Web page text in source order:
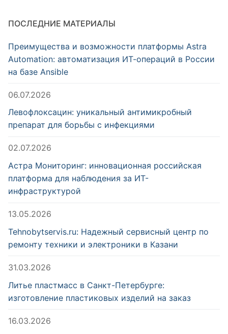
ПОСЛЕДНИЕ МАТЕРИАЛЫ
Преимущества и возможности платформы Astra
Automation: автоматизация ИТ-операций в России
на базе Ansible
06.07.2026
Левофлоксацин: уникальный антимикробный
препарат для борьбы с инфекциями
02.07.2026
Астра Мониторинг: инновационная российская
платформа для наблюдения за ИТ-
инфраструктурой
13.05.2026
Tehnobytservis.ru: Надежный сервисный центр по
ремонту техники и электроники в Казани
31.03.2026
Литье пластмасс в Санкт-Петербурге:
изготовление пластиковых изделий на заказ
16.03.2026